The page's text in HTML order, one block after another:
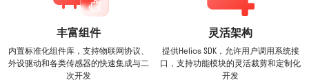
丰富组件
内置标准化组件库，支持物联网协议、
外设驱动和各类传感器的快速集成与二
次开发
灵活架构
提供Helios SDK，允许用户调用系统接
口，支持功能模块的灵活裁剪和定制化
开发